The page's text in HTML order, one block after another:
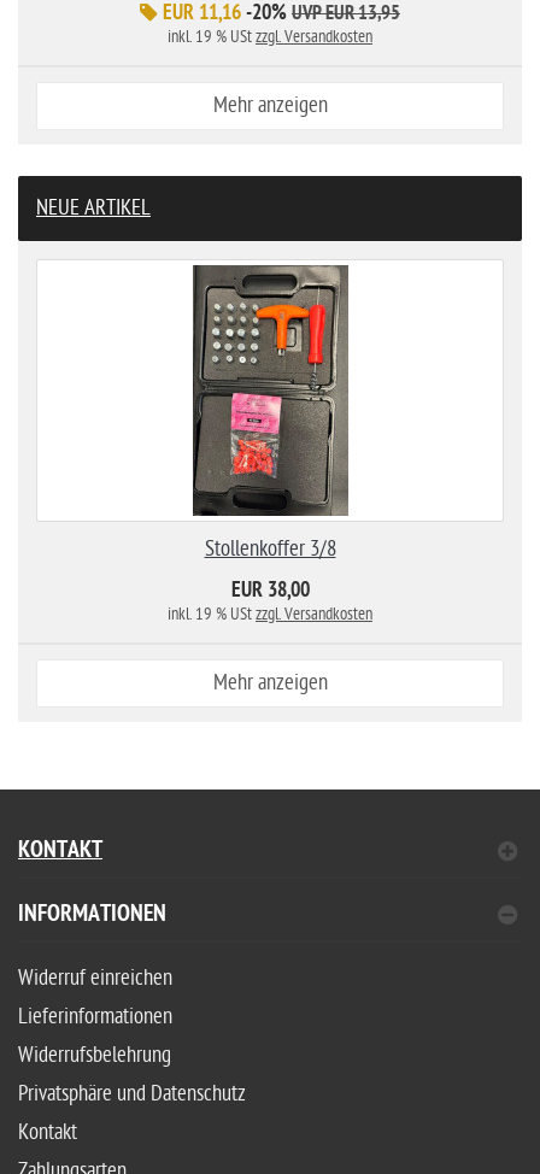
EUR 11,16-20% UVP EUR 13,95
inkl. 19 % UStzzgl. Versandkosten
Mehr anzeigen
NEUE ARTIKEL
Stollenkoffer 3/8
EUR 38,00
inkl. 19 % UStzzgl. Versandkosten
Mehr anzeigen
KONTAKT
INFORMATIONEN
Widerruf einreichen
Lieferinformationen
Widerrufsbelehrung
Privatsphäre und Datenschutz
Kontakt